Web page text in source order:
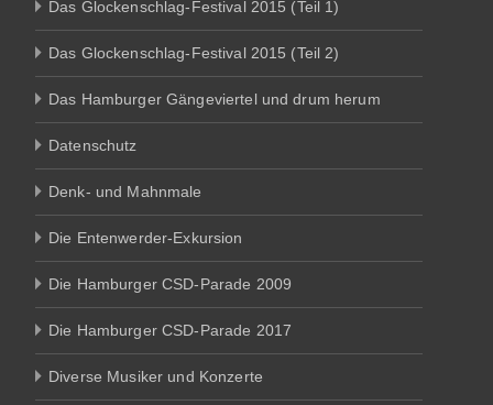
Das Glockenschlag-Festival 2015 (Teil 1)
Das Glockenschlag-Festival 2015 (Teil 2)
Das Hamburger Gängeviertel und drum herum
Datenschutz
Denk- und Mahnmale
Die Entenwerder-Exkursion
Die Hamburger CSD-Parade 2009
Die Hamburger CSD-Parade 2017
Diverse Musiker und Konzerte